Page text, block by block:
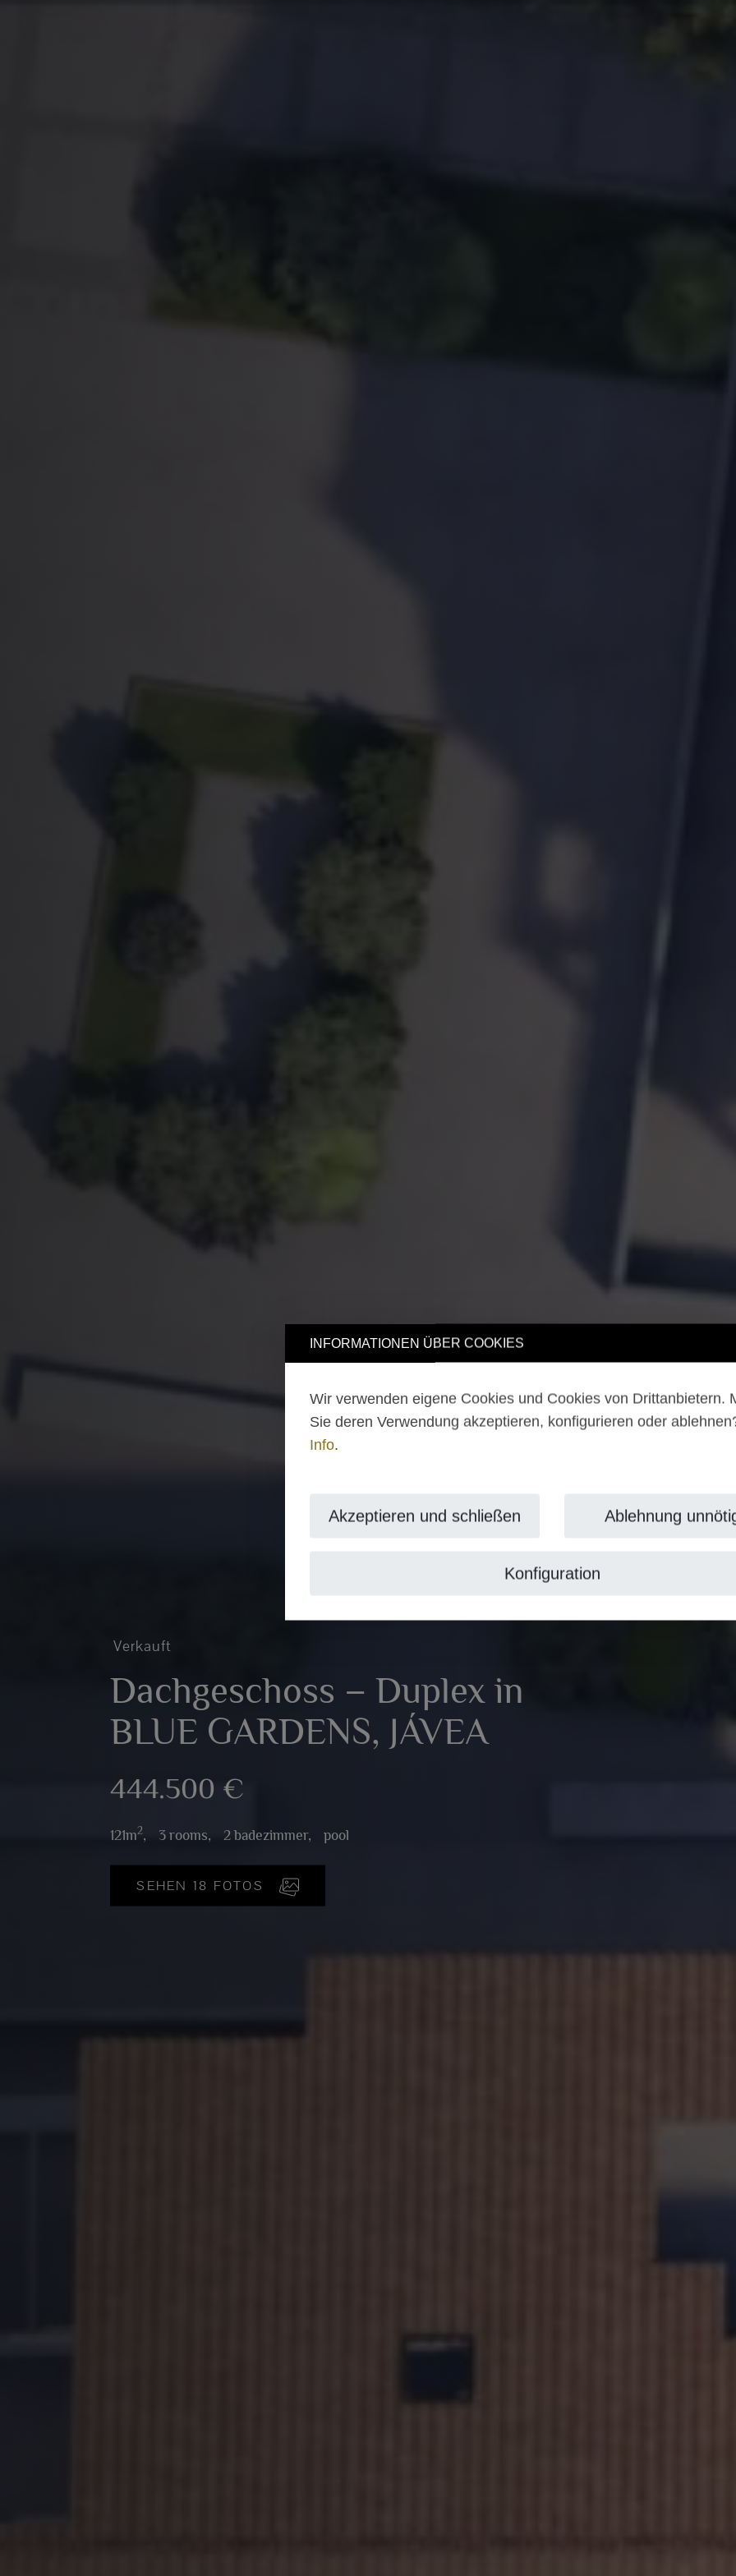
INFORMATIONEN ÜBER COOKIES
Wir verwenden eigene Cookies und Cookies von Drittanbietern.
Sie deren Verwendung akzeptieren, konfigurieren oder
Info.
Akzeptieren und schließen Ablehnung
Konfiguration
Verkauft
Dachgeschoss – Duplex in
BLUE GARDENS, JÁVEA
444.500 €
121m2, 3 rooms, 2 badezimmer, pool
SEHEN 18 FOTOS